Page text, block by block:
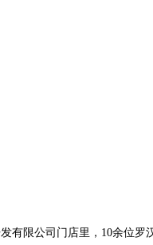
限公司门店里，10余位罗